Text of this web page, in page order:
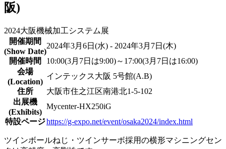
阪)
2024大阪機械加工システム展
開催期間
(Show Date)
2024年3月6日(水) - 2024年3月7日(木)
開催時間
10:00(3月7日は9:00)～17:00(3月7日は16:00)
会場
(Location)
インテックス大阪 5号館(A.B)
住所
大阪市住之江区南港北1-5-102
出展機
(Exhibits)
Mycenter-HX250iG
特設ページhttps://g-expo.net/event/osaka2024/index.html
ツインボールねじ・ツインサーボ採用の横形マシニングセン